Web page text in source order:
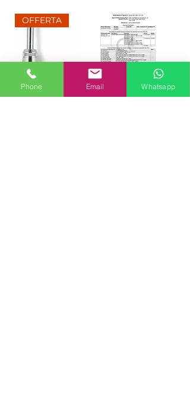
OFFERTA
Phone Email Whatsapp